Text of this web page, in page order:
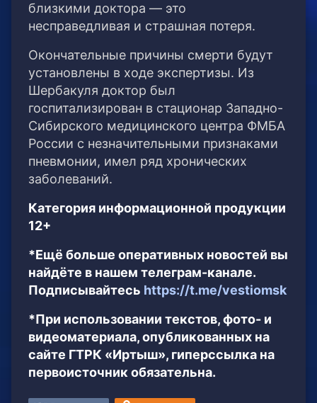
близкими доктора — это
несправедливая и страшная потеря.
Окончательные причины смерти будут
установлены в ходе экспертизы. Из
Шербакуля доктор был
госпитализирован в стационар Западно-
Сибирского медицинского центра ФМБА
России с незначительными признаками
пневмонии, имел ряд хронических
заболеваний.
Категория информационной продукции
12+
*Ещё больше оперативных новостей вы
найдёте в нашем телеграм-канале.
Подписывайтесь https://t.me/vestiomsk
*При использовании текстов, фото- и
видеоматериала, опубликованных на
сайте ГТРК «Иртыш», гиперссылка на
первоисточник обязательна.